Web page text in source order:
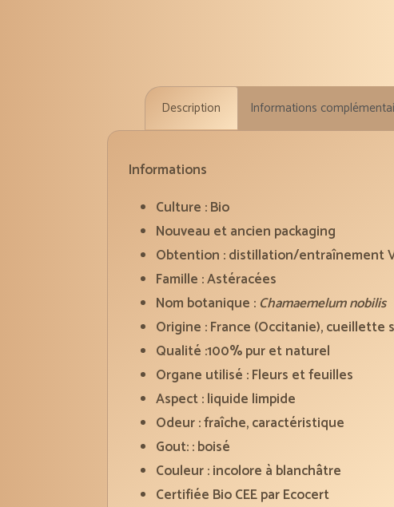
Description Informations
Informations
Culture : Bio
Nouveau et ancien packaging
Obtention : distillation/entraînement
Famille : Astéracées
Nom botanique : Chamaemelum nobilis
Origine : France (Occitanie), cueillette
Qualité :100% pur et naturel
Organe utilisé : Fleurs et feuilles
Aspect : liquide limpide
Odeur : fraîche, caractéristique
Gout: : boisé
Couleur : incolore à blanchâtre
Certifiée Bio CEE par Ecocert